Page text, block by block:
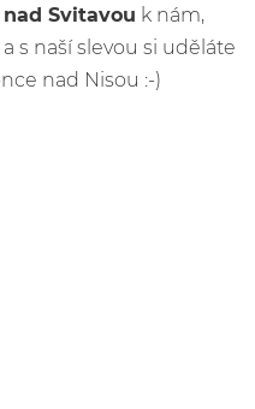
Svitavou k nám,
s naší slevou si uděláte
nad Nisou :-)